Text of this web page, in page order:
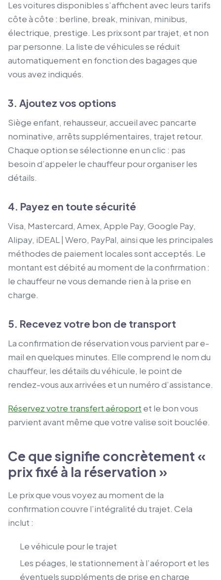
Les voitures disponibles s’affichent avec leurs tarifs
côte à côte : berline, break, minivan, minibus,
électrique, prestige. Les prix sont par trajet, et non
par personne. La liste de véhicules se réduit
automatiquement en fonction des bagages que
vous avez indiqués.
3. Ajoutez vos options
Siège enfant, rehausseur, accueil avec pancarte
nominative, arrêts supplémentaires, trajet retour.
Chaque option se sélectionne en un clic : pas
besoin d’appeler le chauffeur pour organiser les
détails.
4. Payez en toute sécurité
Visa, Mastercard, Amex, Apple Pay, Google Pay,
Alipay, iDEAL | Wero, PayPal, ainsi que les principales
méthodes de paiement locales sont acceptés. Le
montant est débité au moment de la confirmation :
le chauffeur ne vous demande rien à la prise en
charge.
5. Recevez votre bon de transport
La confirmation de réservation vous parvient par e-
mail en quelques minutes. Elle comprend le nom du
chauffeur, les détails du véhicule, le point de
rendez-vous aux arrivées et un numéro d’assistance.
Réservez votre transfert aéroport et le bon vous
parvient avant même que votre valise soit bouclée.
Ce que signifie concrètement «
prix fixé à la réservation »
Le prix que vous voyez au moment de la
confirmation couvre l’intégralité du trajet. Cela
inclut :
Le véhicule pour le trajet
Les péages, le stationnement à l’aéroport et les
éventuels suppléments de prise en charge